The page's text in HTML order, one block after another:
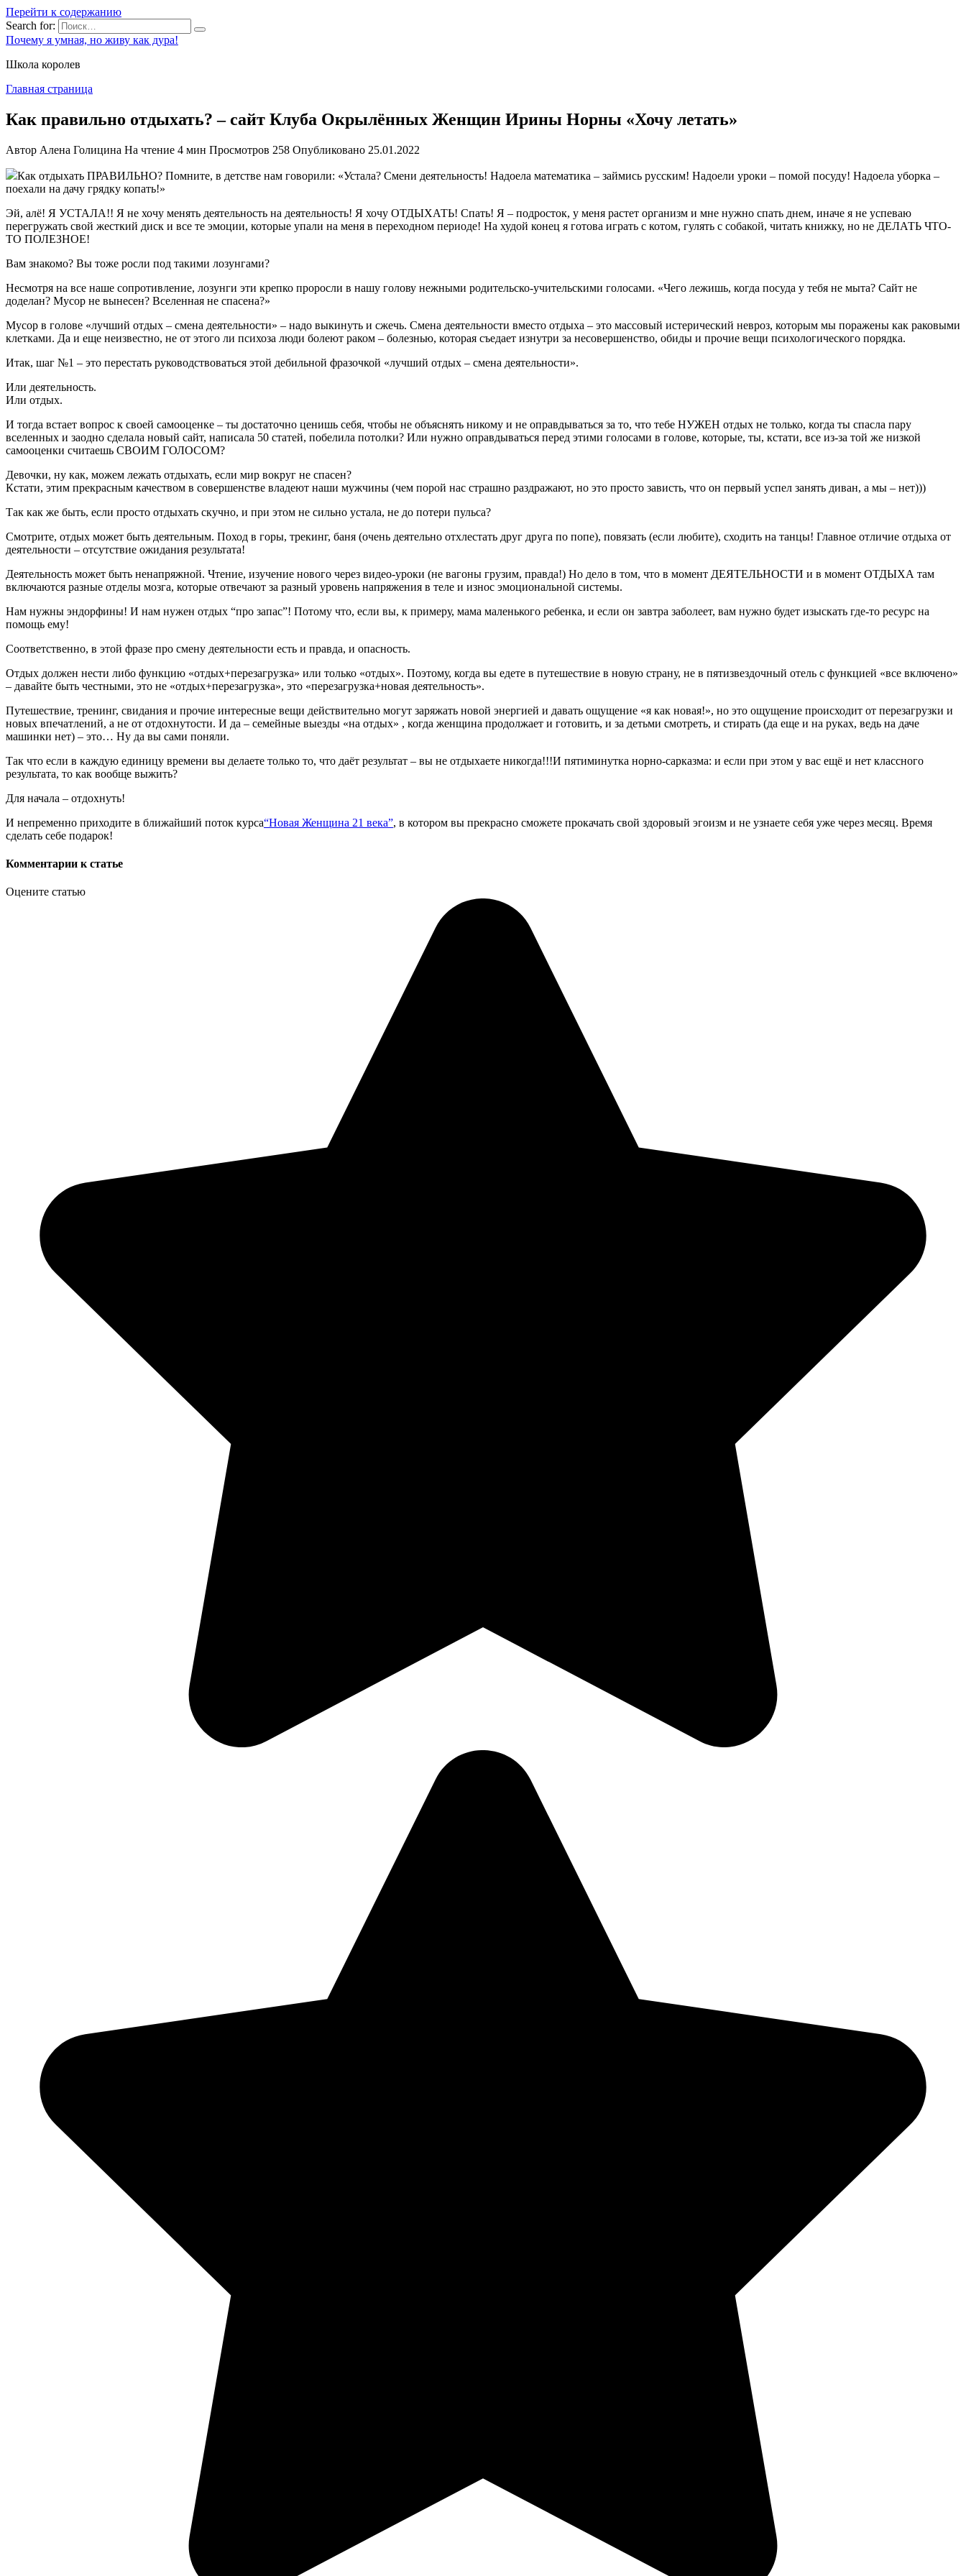
Перейти к содержанию
Search for:
Почему я умная, но живу как дура!
Школа королев
Главная страница
Как правильно отдыхать? – сайт Клуба Окрылённых Женщин Ирины Норны «Хочу летать»
Автор Алена Голицина На чтение 4 мин Просмотров 258 Опубликовано 25.01.2022
Как отдыхать ПРАВИЛЬНО? Помните, в детстве нам говорили: «Устала? Смени деятельность! Надоела математика – займись русским! Надоели уроки – помой посуду! Надоела уборка –
поехали на дачу грядку копать!»
Эй, алё! Я УСТАЛА!! Я не хочу менять деятельность на деятельность! Я хочу ОТДЫХАТЬ! Спать! Я – подросток, у меня растет организм и мне нужно спать днем, иначе я не успеваю
перегружать свой жесткий диск и все те эмоции, которые упали на меня в переходном периоде! На худой конец я готова играть с котом, гулять с собакой, читать книжку, но не ДЕЛАТЬ ЧТО-
ТО ПОЛЕЗНОЕ!
Вам знакомо? Вы тоже росли под такими лозунгами?
Несмотря на все наше сопротивление, лозунги эти крепко проросли в нашу голову нежными родительско-учительскими голосами. «Чего лежишь, когда посуда у тебя не мыта? Сайт не
доделан? Мусор не вынесен? Вселенная не спасена?»
Мусор в голове «лучший отдых – смена деятельности» – надо выкинуть и сжечь. Смена деятельности вместо отдыха – это массовый истерический невроз, которым мы поражены как раковыми
клетками. Да и еще неизвестно, не от этого ли психоза люди болеют раком – болезнью, которая съедает изнутри за несовершенство, обиды и прочие вещи психологического порядка.
Итак, шаг №1 – это перестать руководствоваться этой дебильной фразочкой «лучший отдых – смена деятельности».
Или деятельность.
Или отдых.
И тогда встает вопрос к своей самооценке – ты достаточно ценишь себя, чтобы не объяснять никому и не оправдываться за то, что тебе НУЖЕН отдых не только, когда ты спасла пару
вселенных и заодно сделала новый сайт, написала 50 статей, побелила потолки? Или нужно оправдываться перед этими голосами в голове, которые, ты, кстати, все из-за той же низкой
самооценки считаешь СВОИМ ГОЛОСОМ?
Девочки, ну как, можем лежать отдыхать, если мир вокруг не спасен?
Кстати, этим прекрасным качеством в совершенстве владеют наши мужчины (чем порой нас страшно раздражают, но это просто зависть, что он первый успел занять диван, а мы – нет)))
Так как же быть, если просто отдыхать скучно, и при этом не сильно устала, не до потери пульса?
Смотрите, отдых может быть деятельным. Поход в горы, трекинг, баня (очень деятельно отхлестать друг друга по попе), повязать (если любите), сходить на танцы! Главное отличие отдыха от
деятельности – отсутствие ожидания результата!
Деятельность может быть ненапряжной. Чтение, изучение нового через видео-уроки (не вагоны грузим, правда!) Но дело в том, что в момент ДЕЯТЕЛЬНОСТИ и в момент ОТДЫХА там
включаются разные отделы мозга, которые отвечают за разный уровень напряжения в теле и износ эмоциональной системы.
Нам нужны эндорфины! И нам нужен отдых “про запас”! Потому что, если вы, к примеру, мама маленького ребенка, и если он завтра заболеет, вам нужно будет изыскать где-то ресурс на
помощь ему!
Соответственно, в этой фразе про смену деятельности есть и правда, и опасность.
Отдых должен нести либо функцию «отдых+перезагрузка» или только «отдых». Поэтому, когда вы едете в путешествие в новую страну, не в пятизвездочный отель с функцией «все включено»
– давайте быть честными, это не «отдых+перезагрузка», это «перезагрузка+новая деятельность».
Путешествие, тренинг, свидания и прочие интересные вещи действительно могут заряжать новой энергией и давать ощущение «я как новая!», но это ощущение происходит от перезагрузки и
новых впечатлений, а не от отдохнутости. И да – семейные выезды «на отдых» , когда женщина продолжает и готовить, и за детьми смотреть, и стирать (да еще и на руках, ведь на даче
машинки нет) – это… Ну да вы сами поняли.
Так что если в каждую единицу времени вы делаете только то, что даёт результат – вы не отдыхаете никогда!!!И пятиминутка норно-сарказма: и если при этом у вас ещё и нет классного
результата, то как вообще выжить?
Для начала – отдохнуть!
И непременно приходите в ближайший поток курса“Новая Женщина 21 века”, в котором вы прекрасно сможете прокачать свой здоровый эгоизм и не узнаете себя уже через месяц. Время
сделать себе подарок!
Комментарии к статье
Оцените статью